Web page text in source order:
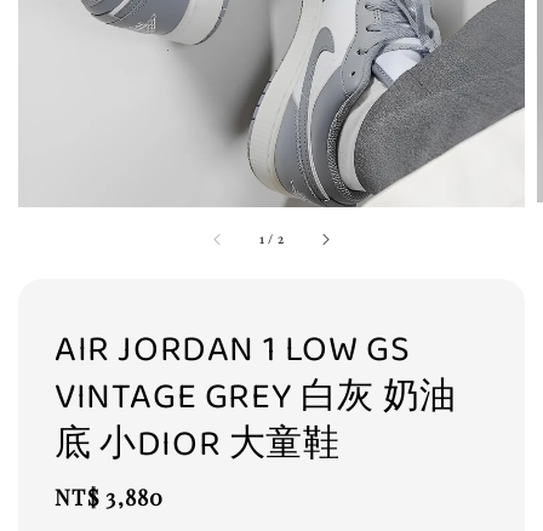
1 / 2
AIR JORDAN 1 LOW GS
VINTAGE GREY 白灰 奶油
底 小DIOR 大童鞋
Regular
NT$ 3,880